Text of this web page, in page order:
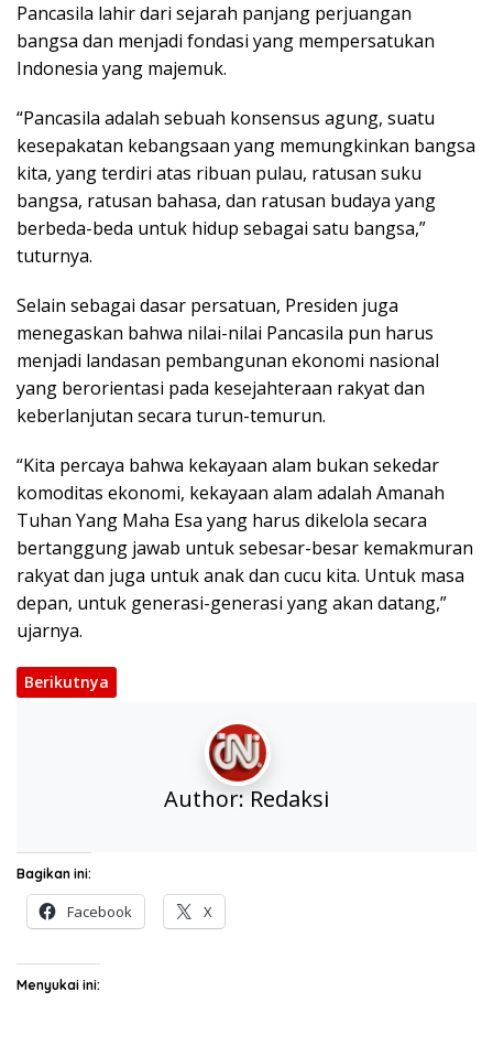
Pancasila lahir dari sejarah panjang perjuangan
bangsa dan menjadi fondasi yang mempersatukan
Indonesia yang majemuk.
“Pancasila adalah sebuah konsensus agung, suatu
kesepakatan kebangsaan yang memungkinkan bangsa
kita, yang terdiri atas ribuan pulau, ratusan suku
bangsa, ratusan bahasa, dan ratusan budaya yang
berbeda-beda untuk hidup sebagai satu bangsa,”
tuturnya.
Selain sebagai dasar persatuan, Presiden juga
menegaskan bahwa nilai-nilai Pancasila pun harus
menjadi landasan pembangunan ekonomi nasional
yang berorientasi pada kesejahteraan rakyat dan
keberlanjutan secara turun-temurun.
“Kita percaya bahwa kekayaan alam bukan sekedar
komoditas ekonomi, kekayaan alam adalah Amanah
Tuhan Yang Maha Esa yang harus dikelola secara
bertanggung jawab untuk sebesar-besar kemakmuran
rakyat dan juga untuk anak dan cucu kita. Untuk masa
depan, untuk generasi-generasi yang akan datang,”
ujarnya.
Berikutnya
Author:Redaksi
Bagikan ini:
Facebook X
Menyukai ini: